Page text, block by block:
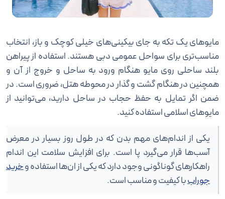
مایوهای یک تکه به جای بیکینی‌های خیلی کوچک و باز، انتخاب
مناسب‌تری برای سواحل عمومی دبی هستند. استفاده از پیراهن
بلند ساحلی روی مایو هنگام ورود به ساحل و خروج از آن و
همچنین در هنگام گشت و گذار در محوطه هتل، ضروری است. در
ضمن اگر تمایل به حفظ حجاب در ساحل دارید، می‌توانید از
مایوهای اسلامی استفاده کنید.
یکی از اندام‌های مهم بدن که در طول روز بسیار در معرض
آسب‌ها قرار می‌گیرد پا است. برای افزایش سلامت این اندام
راهکار‌های گوناگونی وجود دارد که یکی از ان‌ها استفاده وخرید
جوراببا کیفیت و مناسب است.